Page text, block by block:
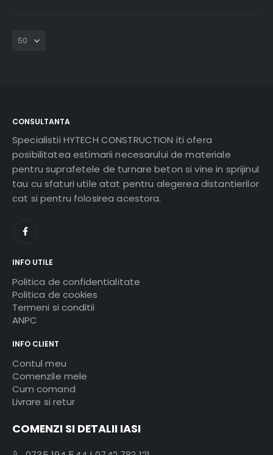
CONSULTANTA
Specialistii HYTECH CONSTRUCTION iti ofera
posibilitatea estimarii necesarului de materiale
pentru suprafetele de turnare beton si vine in sprijinul
tau cu sfaturi utile atat pentru alegerea distantierilor
cat si pentru folosirea acestora.
INFO UTILE
Politica de confidentialitate
Politica de cookies
Termeni si conditii
ANPC
INFO CLIENT
Contul meu
Comenzile mele
Cum comand
Livrare si retur
COMENZI SI DETALII IASI